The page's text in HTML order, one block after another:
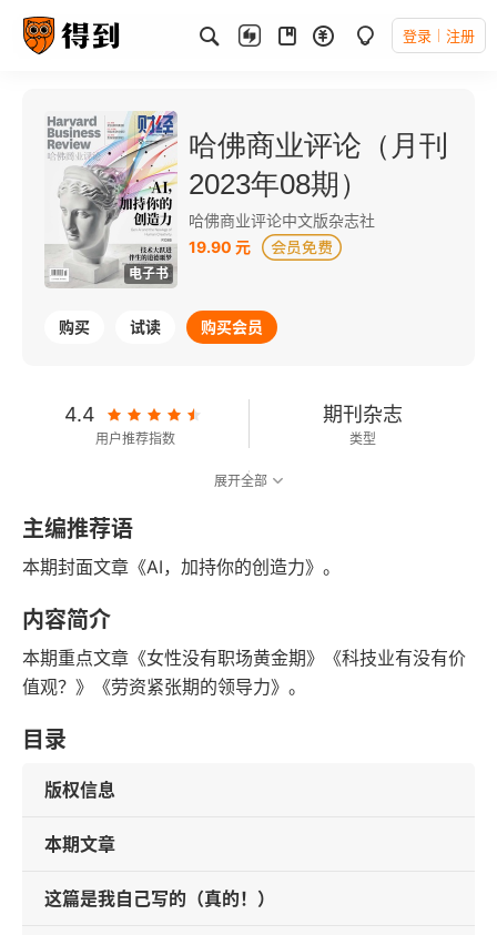
登录 注册
电子书
哈佛商业评论（月刊
2023年08期）
哈佛商业评论中文版杂志社
19.90 元
购买 试读 购买会员
4.4
用户推荐指数
期刊杂志
类型
2023-08-01
发行日期
展开全部
主编推荐语
本期封面文章《AI，加持你的创造力》。
内容简介
本期重点文章《女性没有职场黄金期》《科技业有没有价
值观？》《劳资紧张期的领导力》。
目录
版权信息
本期文章
这篇是我自己写的（真的！）